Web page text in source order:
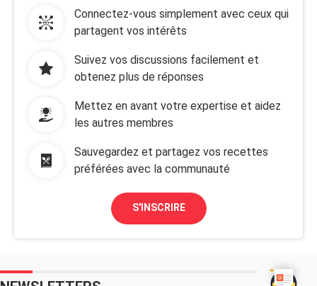
Connectez-vous simplement avec ceux qui
partagent vos intérêts
Suivez vos discussions facilement et
obtenez plus de réponses
Mettez en avant votre expertise et aidez
les autres membres
Sauvegardez et partagez vos recettes
préférées avec la communauté
S'INSCRIRE